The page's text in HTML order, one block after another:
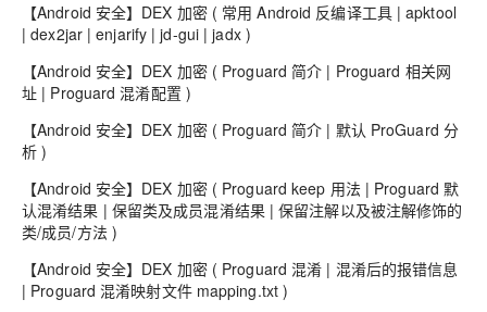
【Android 安全】DEX 加密 ( 常用 Android 反编译工具 | apktool
| dex2jar | enjarify | jd-gui | jadx )
【Android 安全】DEX 加密 ( Proguard 简介 | Proguard 相关网
址 | Proguard 混淆配置 )
【Android 安全】DEX 加密 ( Proguard 简介 | 默认 ProGuard 分
析 )
【Android 安全】DEX 加密 ( Proguard keep 用法 | Proguard 默
认混淆结果 | 保留类及成员混淆结果 | 保留注解以及被注解修饰的
类/成员/方法 )
【Android 安全】DEX 加密 ( Proguard 混淆 | 混淆后的报错信息
| Proguard 混淆映射文件 mapping.txt )